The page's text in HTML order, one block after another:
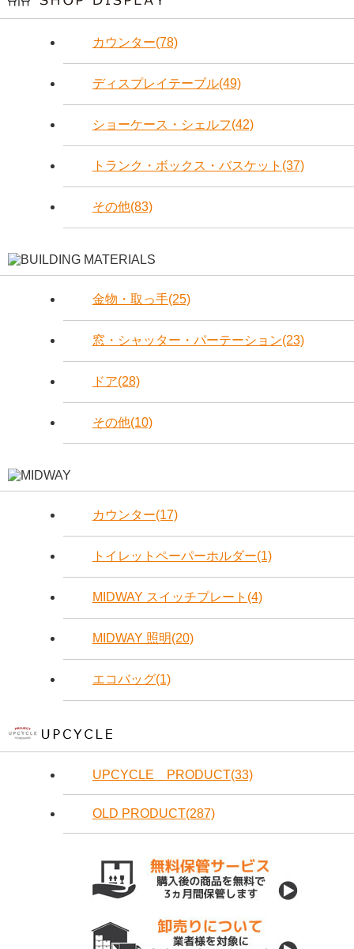
カウンター(78)
ディスプレイテーブル(49)
ショーケース・シェルフ(42)
トランク・ボックス・バスケット(37)
その他(83)
金物・取っ手(25)
窓・シャッター・パーテーション(23)
ドア(28)
その他(10)
カウンター(17)
トイレットペーパーホルダー(1)
MIDWAY スイッチプレート(4)
MIDWAY 照明(20)
エコバッグ(1)
UPCYCLE PRODUCT(33)
OLD PRODUCT(287)